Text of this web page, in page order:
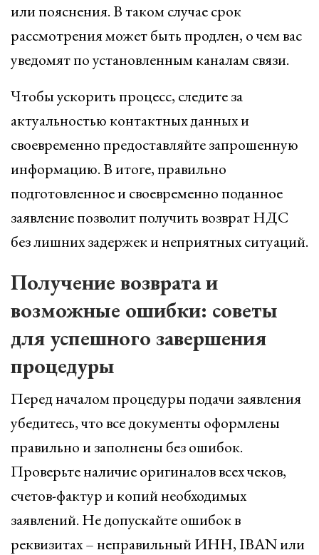
или пояснения. В таком случае срок
рассмотрения может быть продлен, о чем вас
уведомят по установленным каналам связи.
Чтобы ускорить процесс, следите за
актуальностью контактных данных и
своевременно предоставляйте запрошенную
информацию. В итоге, правильно
подготовленное и своевременно поданное
заявление позволит получить возврат НДС
без лишних задержек и неприятных ситуаций.
Получение возврата и
возможные ошибки: советы
для успешного завершения
процедуры
Перед началом процедуры подачи заявления
убедитесь, что все документы оформлены
правильно и заполнены без ошибок.
Проверьте наличие оригиналов всех чеков,
счетов-фактур и копий необходимых
заявлений. Не допускайте ошибок в
реквизитах – неправильный ИНН, IBAN или